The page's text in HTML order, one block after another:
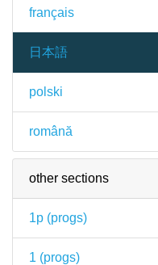
français
日本語
polski
română
other sections
1p (progs)
1 (progs)